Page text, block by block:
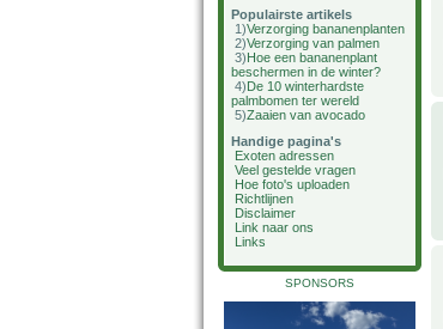
Populairste artikels
1)Verzorging bananenplanten
2)Verzorging van palmen
3)Hoe een bananenplant
beschermen in de winter?
4)De 10 winterhardste
palmbomen ter wereld
5)Zaaien van avocado
Handige pagina's
Exoten adressen
Veel gestelde vragen
Hoe foto's uploaden
Richtlijnen
Disclaimer
Link naar ons
Links
SPONSORS